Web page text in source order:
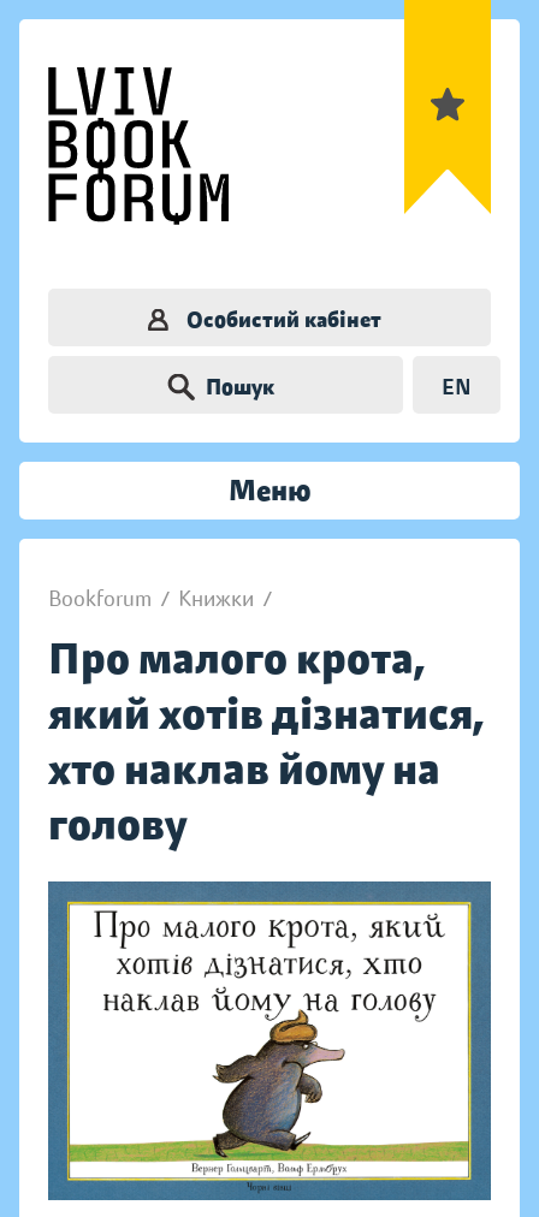
Особистий кабінет
Пошук EN
Меню
Bookforum / Книжки /
Про малого крота,
який хотів дізнатися,
хто наклав йому на
голову